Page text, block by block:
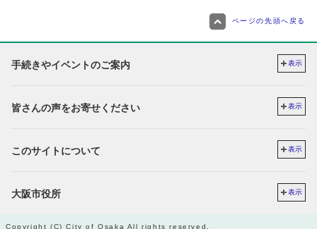
ページの先頭へ戻る
手続きやイベントのご案内 表示
皆さんの声をお寄せください 表示
このサイトについて 表示
大阪市役所 表示
Copyright (C) City of Osaka All rights reserved.